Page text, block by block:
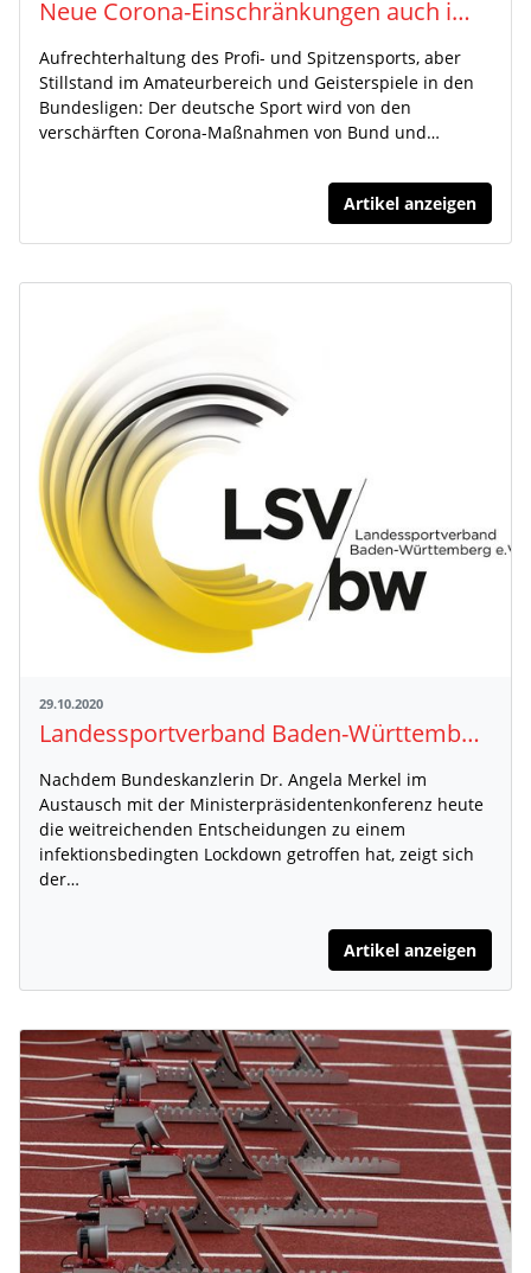
Neue Corona-Einschränkungen auch im Sport: „Harte Entscheidung“
Aufrechterhaltung des Profi- und Spitzensports, aber
Stillstand im Amateurbereich und Geisterspiele in den
Bundesligen: Der deutsche Sport wird von den
verschärften Corona-Maßnahmen von Bund und…
Artikel anzeigen
29.10.2020
Landessportverband Baden-Württemberg enttäuscht über Entscheidung der Politik
Nachdem Bundeskanzlerin Dr. Angela Merkel im
Austausch mit der Ministerpräsidentenkonferenz heute
die weitreichenden Entscheidungen zu einem
infektionsbedingten Lockdown getroffen hat, zeigt sich
der…
Artikel anzeigen